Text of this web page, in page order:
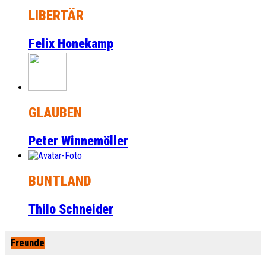
LIBERTÄR
Felix Honekamp
GLAUBEN
Peter Winnemöller
BUNTLAND
Thilo Schneider
Freunde